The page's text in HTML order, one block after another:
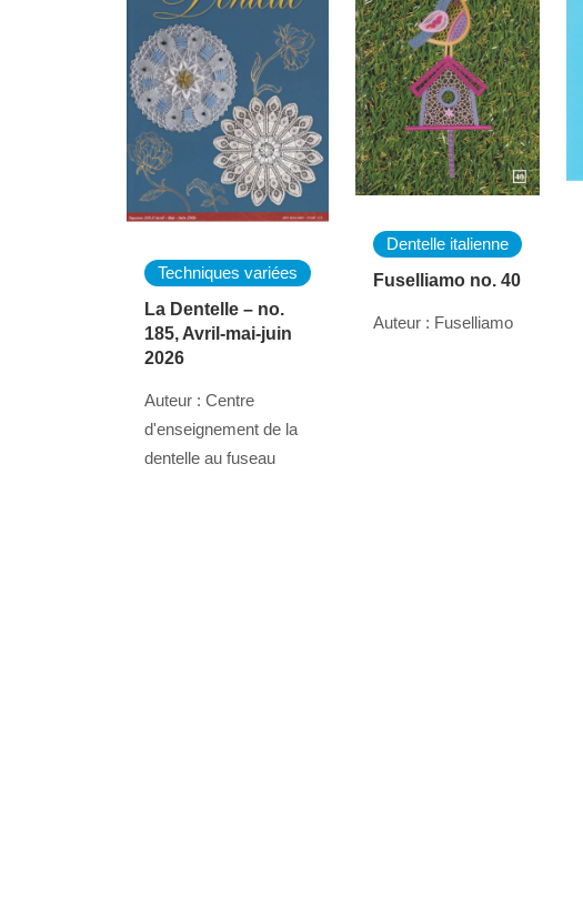
Techniques variées
La Dentelle – no.
185, Avril-mai-juin
2026
Auteur : Centre
d'enseignement de la
dentelle au fuseau
Dentelle italienne
Fuselliamo no. 40
Auteur : Fuselliamo